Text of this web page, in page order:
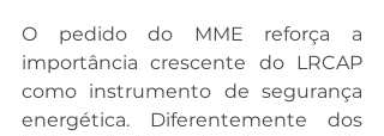
O pedido do MME reforça a
importância crescente do LRCAP
como instrumento de segurança
energética. Diferentemente dos